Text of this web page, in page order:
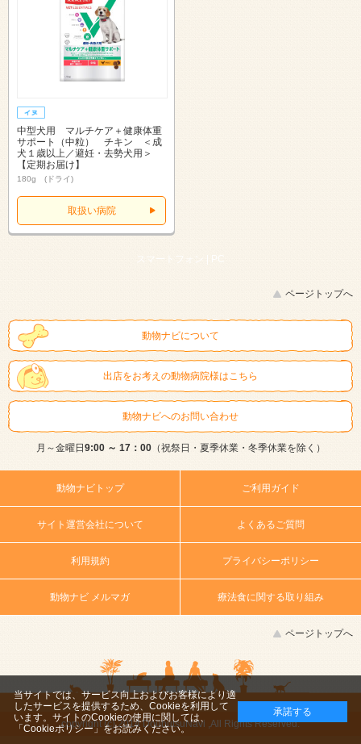
中型犬用 マルチケア＋健康体重
サポート（中粒） チキン ＜成
犬１歳以上／避妊・去勢犬用＞
【定期お届け】
180g (ドライ)
取扱い病院
スマートフォン | PC
ページトップへ
動物ナビについて
出店をお考えの動物病院様はこちら
動物ナビへのお問い合わせ
月～金曜日 9:00 ～ 17：00（祝祭日・夏季休業・冬季休業を除く）
動物ナビトップ ご利用ガイド
サイト運営会社について よくあるご質問
利用規約 プライバシーポリシー
動物ナビ メルマガ 療法食に関する取り組み
ページトップへ
copyright (c) 2014 DoubutsuNavi ,All Rights Reserved.
当サイトでは、サービス向上およびお客様により適
したサービスを提供するため、Cookieを利用して
います。サイトのCookieの使用に関しては、
「Cookieポリシー」 をお読みください。
承諾する